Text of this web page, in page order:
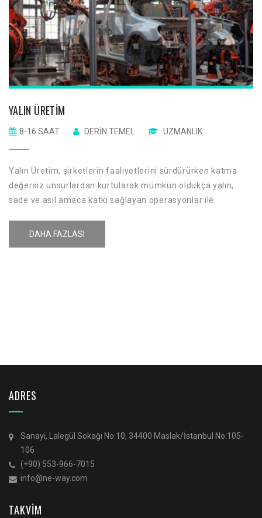
YALIN ÜRETIM
8-16 SAAT DERIN TEMEL UZMANLIK
Yalın Üretim, şirketlerin faaliyetlerini sürdürürken katma
değersiz unsurlardan kurtularak mümkün oldukça yalın,
sade ve asıl amaca katkı sağlayan operasyonlar ile
firmalar için anlaşılmakta isede aslında sigorta, banka,
DAHA FAZLASI
ADRES
Sanayi, Lalegül Sokağı No:10, 34400 Maslak/İstanbul No:105-
106
(+90) 553-966-7015
info@ne-way.com
TAKVİM